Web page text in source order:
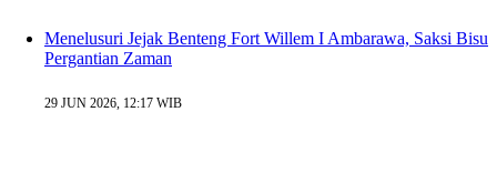
Menelusuri Jejak Benteng Fort Willem I Ambarawa, Saksi Bisu
Pergantian Zaman
29 JUN 2026, 12:17 WIB